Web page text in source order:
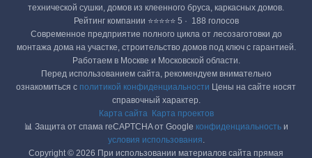
технической сушки, домов из клеенного бруса, каркасных домов.
Рейтинг компании ⭐⭐⭐⭐⭐ 5 · ‎ 188 голосов
Современное предприятие полного цикла от лесозаготовки до
монтажа дома на участке, строительство домов под ключ с гарантией.
Работаем в Москве и Московской области.
Перед использованием сайта, рекомендуем внимательно
ознакомиться с политикой конфиденциальности Цены на сайте носят
справочный характер.
Карта сайта
Карта проектов
📊 Защита от спама reCAPTCHA от Google конфиденциальностьи
условия использования.
Copyright © 2026 При использовании материалов сайта прямая